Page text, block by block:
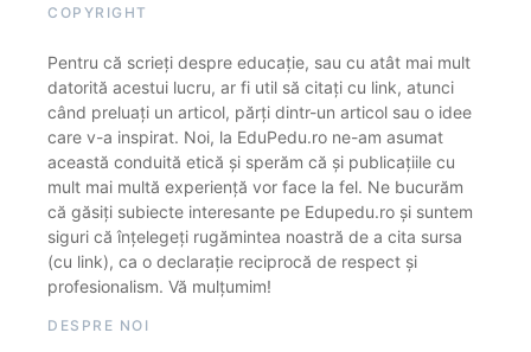
COPYRIGHT
Pentru că scrieți despre educație, sau cu atât mai mult
datorită acestui lucru, ar fi util să citați cu link, atunci
când preluați un articol, părți dintr-un articol sau o idee
care v-a inspirat. Noi, la EduPedu.ro ne-am asumat
această conduită etică și sperăm că și publicațiile cu
mult mai multă experiență vor face la fel. Ne bucurăm
că găsiți subiecte interesante pe Edupedu.ro și suntem
siguri că înțelegeți rugămintea noastră de a cita sursa
(cu link), ca o declarație reciprocă de respect și
profesionalism. Vă mulțumim!
DESPRE NOI